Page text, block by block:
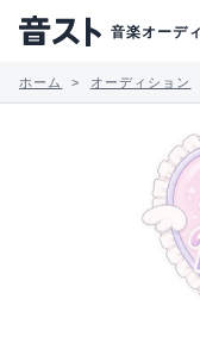
音楽オーデ
ホーム オーディション